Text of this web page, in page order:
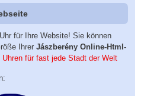
für Ihre Website! Sie können
Ihrer Jászberény Online-Html-
Uhren für fast jede Stadt der Welt